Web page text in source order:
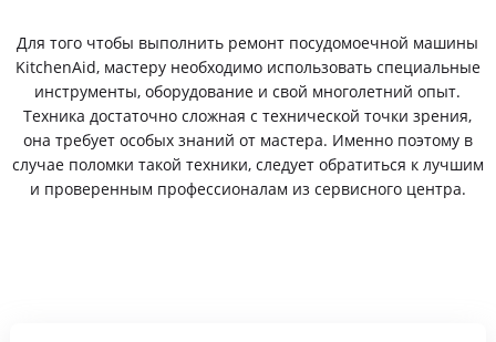
Для того чтобы выполнить ремонт посудомоечной машины
KitchenAid, мастеру необходимо использовать специальные
инструменты, оборудование и свой многолетний опыт.
Техника достаточно сложная с технической точки зрения,
она требует особых знаний от мастера. Именно поэтому в
случае поломки такой техники, следует обратиться к лучшим
и проверенным профессионалам из сервисного центра.